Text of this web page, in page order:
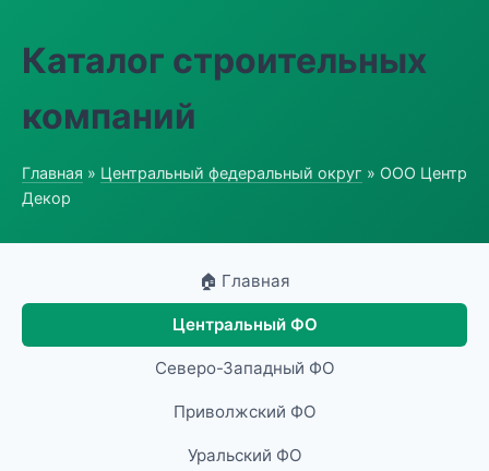
Каталог строительных
компаний
Главная » Центральный федеральный округ » ООО Центр
Декор
🏠 Главная
Центральный ФО
Северо-Западный ФО
Приволжский ФО
Уральский ФО